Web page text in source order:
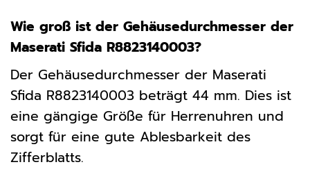
Wie groß ist der Gehäusedurchmesser der
Maserati Sfida R8823140003?
Der Gehäusedurchmesser der Maserati
Sfida R8823140003 beträgt 44 mm. Dies ist
eine gängige Größe für Herrenuhren und
sorgt für eine gute Ablesbarkeit des
Zifferblatts.